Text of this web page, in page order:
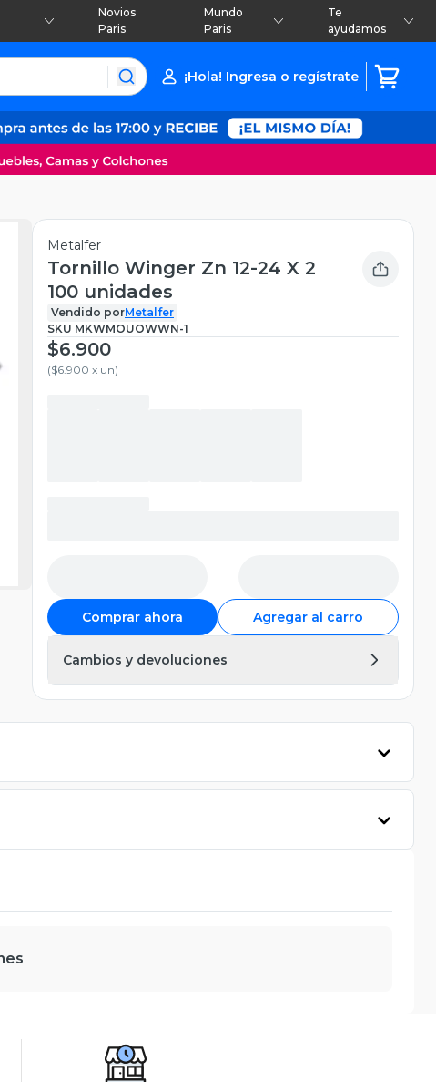
Novios
Paris
Mundo
Paris
Te
ayudamos
¡Hola! Ingresa o regístrate
Metalfer
Tornillo Winger Zn 12-24 X 2
100 unidades
Vendido porMetalfer
SKU MKWMOUOWWN-1
$6.900
($6.900 x un)
Comprar ahora Agregar al carro
Cambios y devoluciones